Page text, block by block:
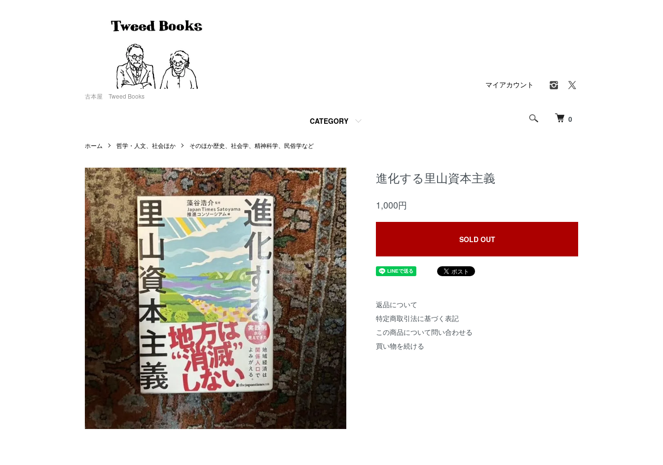
古本屋 Tweed Books
0
CATEGORY
マイアカウント
ホーム 哲学・人文、社会ほか そのほか歴史、社会学、精神科学、民俗学など
進化する里山資本主義
1,000円
SOLD OUT
返品について
特定商取引法に基づく表記
この商品について問い合わせる
買い物を続ける